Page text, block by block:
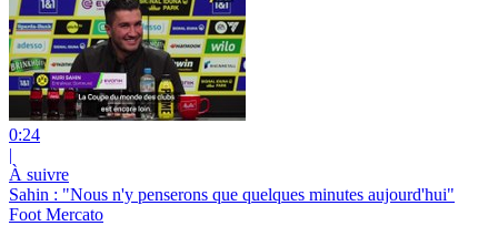
0:24
|
À suivre
Sahin : "Nous n'y penserons que quelques minutes aujourd'hui"
Foot Mercato